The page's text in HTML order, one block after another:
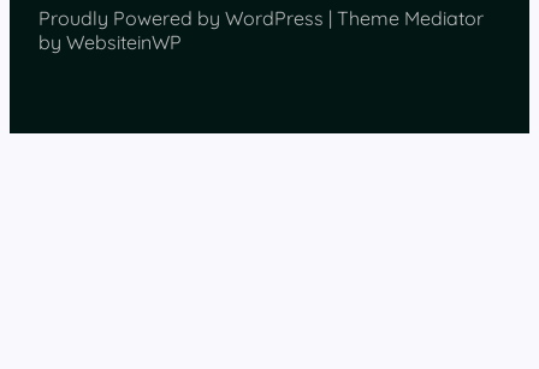
Proudly Powered by WordPress | Theme Mediator
by WebsiteinWP